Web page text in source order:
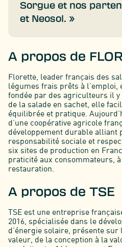
Sorgue et nos
et Neosol. »
A propos de
Florette, leader français des
légumes frais prêts à l’emploi,
fondée par des agriculteurs il y
de la salade en sachet, elle
équilibrée et pratique.
d’une coopérative agricole
développement durable alliant
responsabilité sociale et
six sites de production en
praticité aux consommateurs,
restauration.
A propos de TSE
TSE est une entreprise
2016, spécialisée dans le
d’énergie solaire, présente sur
valeur, de la conception à la